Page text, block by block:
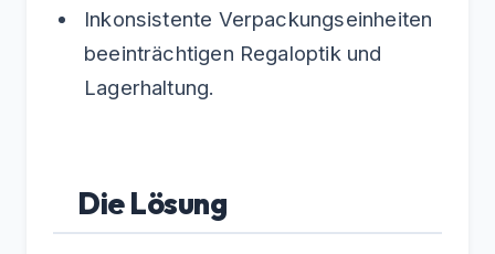
Inkonsistente Verpackungseinheiten
beeinträchtigen Regaloptik und
Lagerhaltung.
Die Lösung